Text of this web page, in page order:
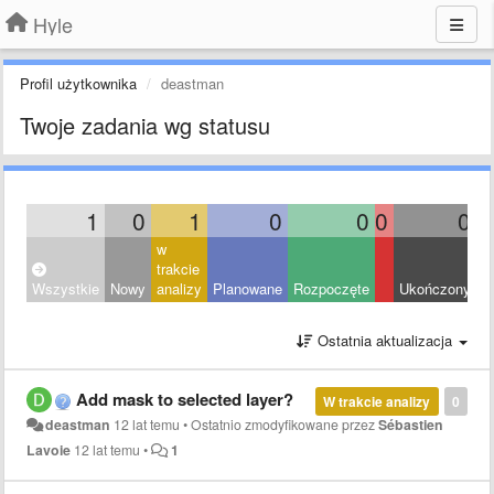
Hyle
Profil użytkownika deastman
Twoje zadania wg statusu
1 0 1 0 0 0 0
Wszystkie Nowy
w
trakcie
analizy
Planowane Rozpoczęte Ukończony
Ostatnia aktualizacja
0
W trakcie analizy
Add mask to selected layer?
deastman 12 lat temu •Ostatnio zmodyfikowane przezSébastien
Lavoie 12 lat temu • 1